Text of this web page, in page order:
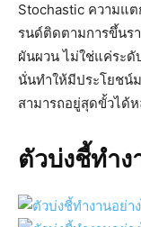
Stochastic ความแ
รนด์ติดตามการขึ้นร
ผันผวน ไม่ใช่แค่ระดั
นั่นทำให้มีประโยชน์
สามารถอยู่สุดขั้วได้
ตัวบ่งชี้ทำง